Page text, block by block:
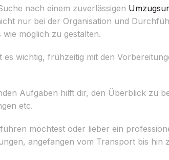
nach einem zuverlässigen
nur bei der Organisation und
möglich zu gestalten.
wichtig, frühzeitig mit den
Aufgaben hilft dir, den Überblick zu
etc.
möchtest oder lieber ein
angefangen vom Transport bis hin